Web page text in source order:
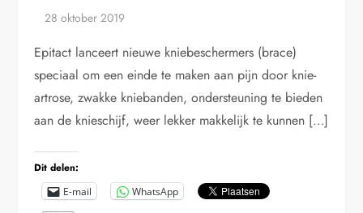
Epitact lanceert nieuwe kniebeschermers (brace)
speciaal om een einde te maken aan pijn door knie-
artrose, zwakke kniebanden, ondersteuning te bieden
aan de knieschijf, weer lekker makkelijk te kunnen […]
Dit delen:
E-mail WhatsApp